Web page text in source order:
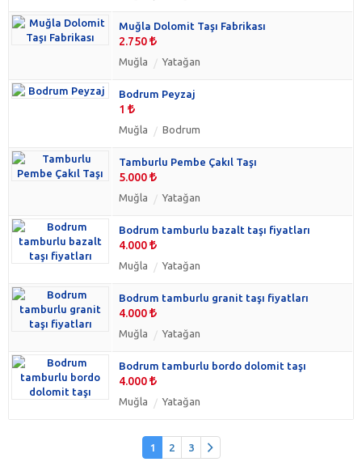
Muğla Dolomit Taşı Fabrikası
2.750
Muğla Yatağan
Bodrum Peyzaj
1
Muğla Bodrum
Tamburlu Pembe Çakıl Taşı
5.000
Muğla Yatağan
Bodrum tamburlu bazalt taşı fiyatları
4.000
Muğla Yatağan
Bodrum tamburlu granit taşı fiyatları
4.000
Muğla Yatağan
Bodrum tamburlu bordo dolomit taşı
4.000
Muğla Yatağan
1 2 3